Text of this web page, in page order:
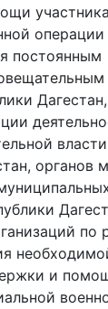
постоянным
власти
органов
по
и